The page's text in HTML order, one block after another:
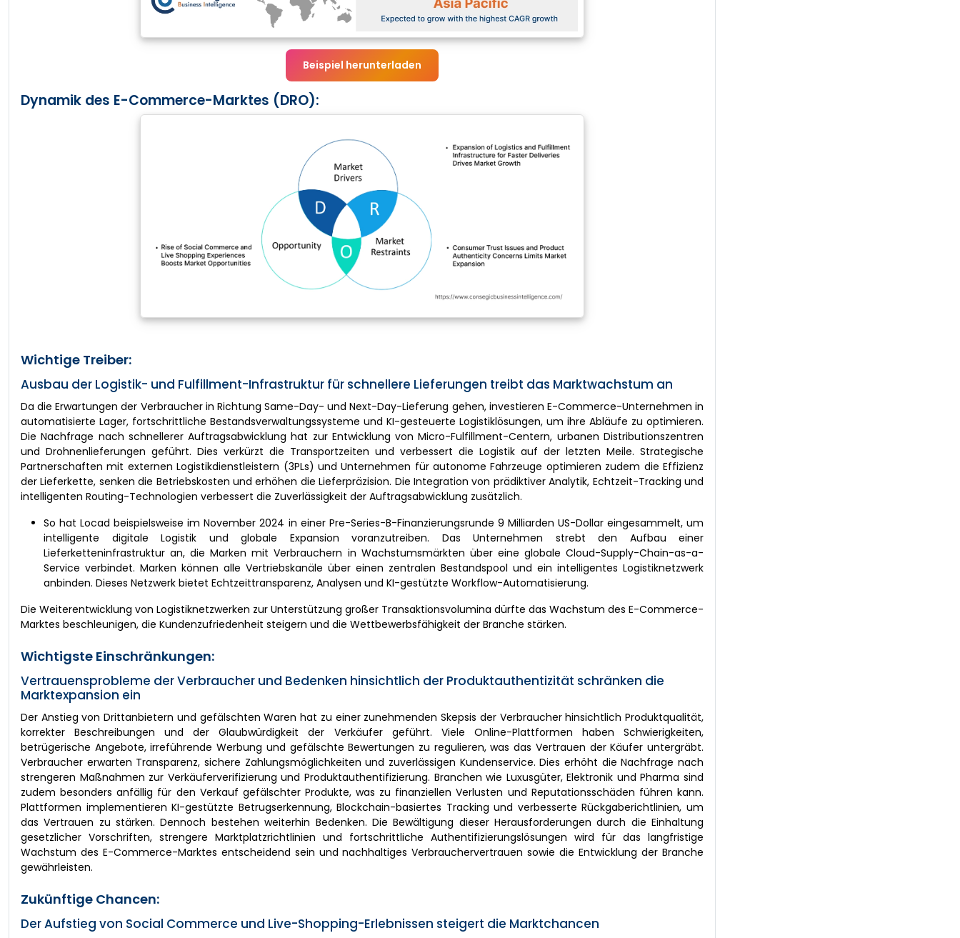
Beispiel herunterladen
Dynamik des E-Commerce-Marktes (DRO):
Wichtige Treiber:
Ausbau der Logistik- und Fulfillment-Infrastruktur für schnellere Lieferungen treibt das Marktwachstum an
Da die Erwartungen der Verbraucher in Richtung Same-Day- und Next-Day-Lieferung gehen, investieren E-Commerce-Unternehmen in
automatisierte Lager, fortschrittliche Bestandsverwaltungssysteme und KI-gesteuerte Logistiklösungen, um ihre Abläufe zu optimieren.
Die Nachfrage nach schnellerer Auftragsabwicklung hat zur Entwicklung von Micro-Fulfillment-Centern, urbanen Distributionszentren
und Drohnenlieferungen geführt. Dies verkürzt die Transportzeiten und verbessert die Logistik auf der letzten Meile. Strategische
Partnerschaften mit externen Logistikdienstleistern (3PLs) und Unternehmen für autonome Fahrzeuge optimieren zudem die Effizienz
der Lieferkette, senken die Betriebskosten und erhöhen die Lieferpräzision. Die Integration von prädiktiver Analytik, Echtzeit-Tracking und
intelligenten Routing-Technologien verbessert die Zuverlässigkeit der Auftragsabwicklung zusätzlich.
So hat Locad beispielsweise im November 2024 in einer Pre-Series-B-Finanzierungsrunde 9 Milliarden US-Dollar eingesammelt, um
intelligente digitale Logistik und globale Expansion voranzutreiben. Das Unternehmen strebt den Aufbau einer
Lieferketteninfrastruktur an, die Marken mit Verbrauchern in Wachstumsmärkten über eine globale Cloud-Supply-Chain-as-a-
Service verbindet. Marken können alle Vertriebskanäle über einen zentralen Bestandspool und ein intelligentes Logistiknetzwerk
anbinden. Dieses Netzwerk bietet Echtzeittransparenz, Analysen und KI-gestützte Workflow-Automatisierung.
Die Weiterentwicklung von Logistiknetzwerken zur Unterstützung großer Transaktionsvolumina dürfte das Wachstum des E-Commerce-
Marktes beschleunigen, die Kundenzufriedenheit steigern und die Wettbewerbsfähigkeit der Branche stärken.
Wichtigste Einschränkungen:
Vertrauensprobleme der Verbraucher und Bedenken hinsichtlich der Produktauthentizität schränken die
Marktexpansion ein
Der Anstieg von Drittanbietern und gefälschten Waren hat zu einer zunehmenden Skepsis der Verbraucher hinsichtlich Produktqualität,
korrekter Beschreibungen und der Glaubwürdigkeit der Verkäufer geführt. Viele Online-Plattformen haben Schwierigkeiten,
betrügerische Angebote, irreführende Werbung und gefälschte Bewertungen zu regulieren, was das Vertrauen der Käufer untergräbt.
Verbraucher erwarten Transparenz, sichere Zahlungsmöglichkeiten und zuverlässigen Kundenservice. Dies erhöht die Nachfrage nach
strengeren Maßnahmen zur Verkäuferverifizierung und Produktauthentifizierung. Branchen wie Luxusgüter, Elektronik und Pharma sind
zudem besonders anfällig für den Verkauf gefälschter Produkte, was zu finanziellen Verlusten und Reputationsschäden führen kann.
Plattformen implementieren KI-gestützte Betrugserkennung, Blockchain-basiertes Tracking und verbesserte Rückgaberichtlinien, um
das Vertrauen zu stärken. Dennoch bestehen weiterhin Bedenken. Die Bewältigung dieser Herausforderungen durch die Einhaltung
gesetzlicher Vorschriften, strengere Marktplatzrichtlinien und fortschrittliche Authentifizierungslösungen wird für das langfristige
Wachstum des E-Commerce-Marktes entscheidend sein und nachhaltiges Verbrauchervertrauen sowie die Entwicklung der Branche
gewährleisten.
Zukünftige Chancen:
Der Aufstieg von Social Commerce und Live-Shopping-Erlebnissen steigert die Marktchancen